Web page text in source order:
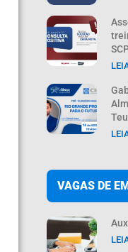
VAGAS DE